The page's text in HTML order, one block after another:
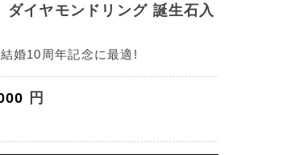
ダイヤモンドリング 誕生石入
婚10周年記念に最適!
円